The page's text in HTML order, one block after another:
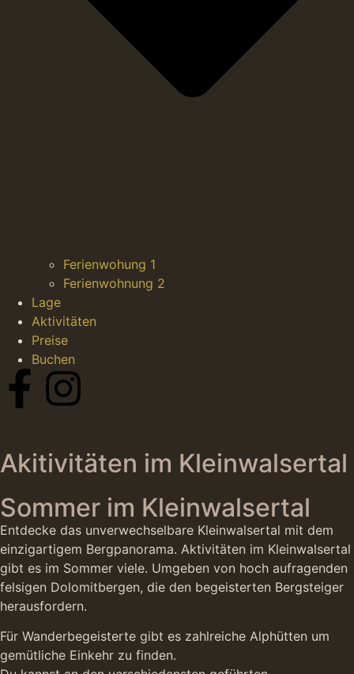
Ferienwohung 1
Ferienwohnung 2
Lage
Aktivitäten
Preise
Buchen
Akitivitäten im Kleinwalsertal
Sommer im Kleinwalsertal
Entdecke das unverwechselbare Kleinwalsertal mit dem
einzigartigem Bergpanorama. Aktivitäten im Kleinwalsertal
gibt es im Sommer viele. Umgeben von hoch aufragenden
felsigen Dolomitbergen, die den begeisterten Bergsteiger
herausfordern.
Für Wanderbegeisterte gibt es zahlreiche Alphütten um
gemütliche Einkehr zu finden.